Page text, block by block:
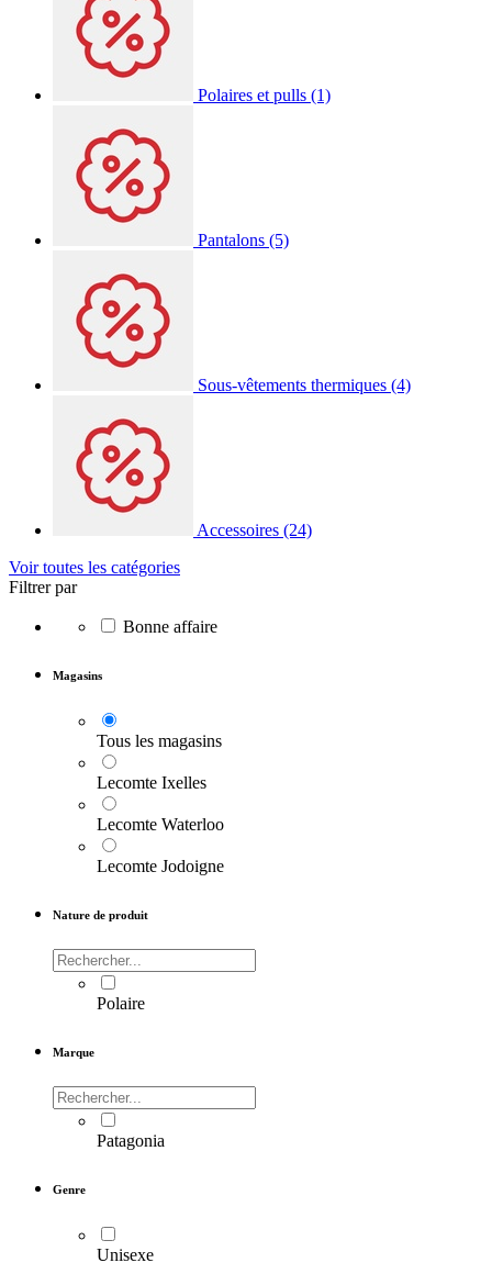
Polaires et pulls (1)
Pantalons (5)
Sous-vêtements thermiques (4)
Accessoires (24)
Voir toutes les catégories
Filtrer par
Bonne affaire
Magasins
Tous les magasins
Lecomte Ixelles
Lecomte Waterloo
Lecomte Jodoigne
Nature de produit
Polaire
Marque
Patagonia
Genre
Unisexe